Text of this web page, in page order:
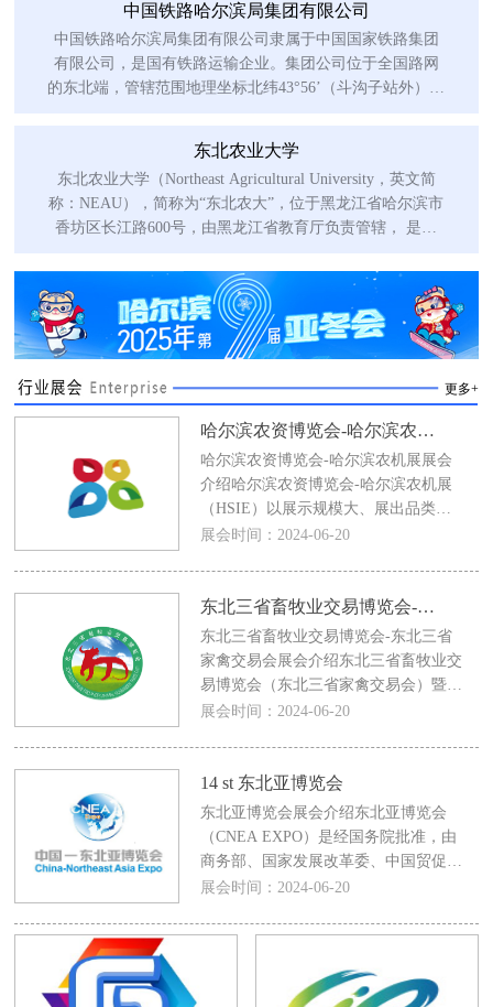
中国铁路哈尔滨局集团有限公司
中国铁路哈尔滨局集团有限公司隶属于中国国家铁路集团
有限公司，是国有铁路运输企业。集团公司位于全国路网
的东北端，管辖范围地理坐标北纬43°56’（斗沟子站外）至
东北农业大学
东北农业大学（Northeast Agricultural University，英文简
称：NEAU），简称为“东北农大”，位于黑龙江省哈尔滨市
香坊区长江路600号，由黑龙江省教育厅负责管辖， 是国
更多+
哈尔滨农资博览会-哈尔滨农机展
哈尔滨农资博览会-哈尔滨农机展展会
介绍哈尔滨农资博览会-哈尔滨农机展
（HSIE）以展示规模大、展出品类
多、专业的组展团队以及优质的服务质
展会时间：2024-06-20
东北三省畜牧业交易博览会-东北三省家禽交易会
东北三省畜牧业交易博览会-东北三省
家禽交易会展会介绍东北三省畜牧业交
易博览会（东北三省家禽交易会）暨哈
尔滨奶业博览会自1992年开始，立足东
展会时间：2024-06-20
14 st 东北亚博览会
东北亚博览会展会介绍东北亚博览会
（CNEA EXPO）是经国务院批准，由
商务部、国家发展改革委、中国贸促会
和吉林省人民政府共同主办，由东北亚
展会时间：2024-06-20